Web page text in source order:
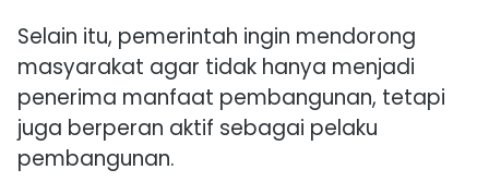
Selain itu, pemerintah ingin mendorong
masyarakat agar tidak hanya menjadi
penerima manfaat pembangunan, tetapi
juga berperan aktif sebagai pelaku
pembangunan.